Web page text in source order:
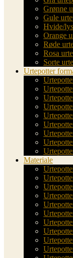
Grønne
Gule
Hvide/
Orange
Røde
Rosa
Sorte
Urtepotter
Materiale